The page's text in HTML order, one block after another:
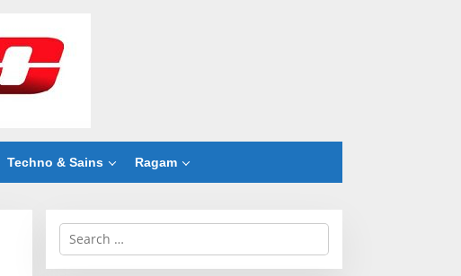
Techno & Sains Ragam
S